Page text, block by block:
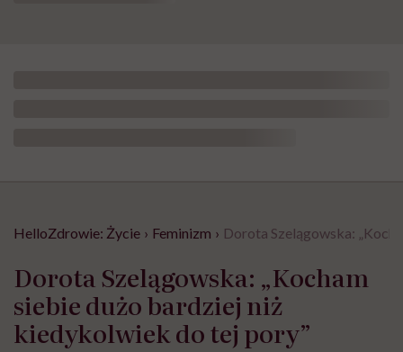
HelloZdrowie: Życie › Feminizm › Dorota Szelągowska:
Dorota Szelągowska: „Kocham
siebie dużo bardziej niż
kiedykolwiek do tej pory”